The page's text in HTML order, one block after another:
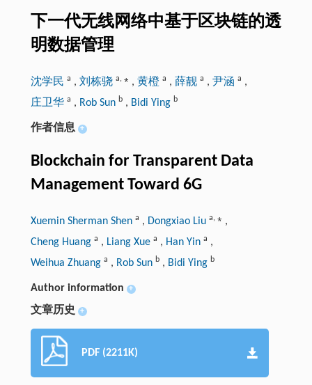
下一代无线网络中基于区块链的透
明数据管理
沈学民 a , 刘栋骁 a, ⁎ , 黄橙 a , 薛靓 a , 尹涵 a ,
庄卫华 a , Rob Sun b, Bidi Ying b
作者信息 +
Blockchain for Transparent Data
Management Toward 6G
Xuemin Sherman Shen a , Dongxiao Liu a, ⁎ ,
Cheng Huang a , Liang Xue a , Han Yin a ,
Weihua Zhuang a , Rob Sun b, Bidi Ying b
Author information +
文章历史 +
PDF (2211K)